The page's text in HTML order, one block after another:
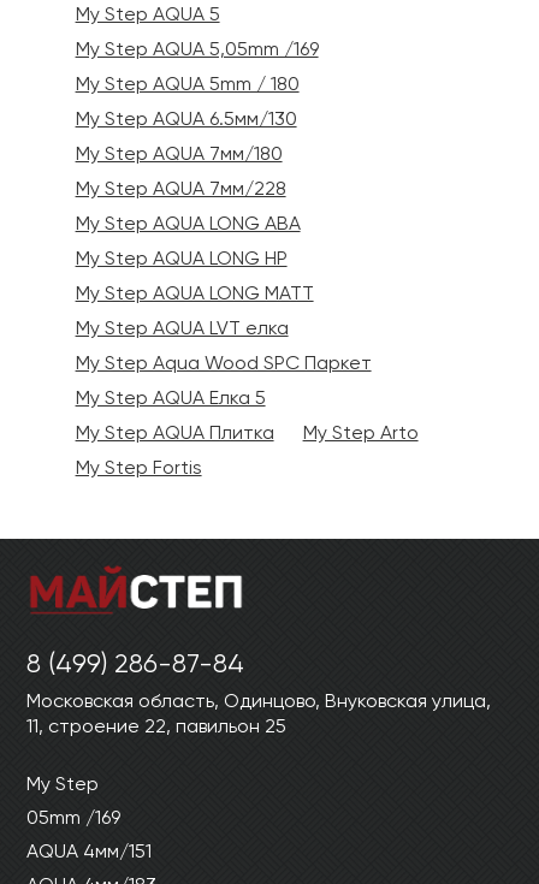
My Step AQUA 5
My Step AQUA 5,05mm /169
My Step AQUA 5mm / 180
My Step AQUA 6.5мм/130
My Step AQUA 7мм/180
My Step AQUA 7мм/228
My Step AQUA LONG ABA
My Step AQUA LONG HP
My Step AQUA LONG MATT
My Step AQUA LVT елка
My Step Aqua Wood SPC Паркет
My Step AQUA Елка 5
My Step AQUA Плитка
My Step Arto
My Step Fortis
8 (499) 286-87-84
Московская область, Одинцово, Внуковская улица,
11, строение 22, павильон 25
My Step
05mm /169
AQUA 4мм/151